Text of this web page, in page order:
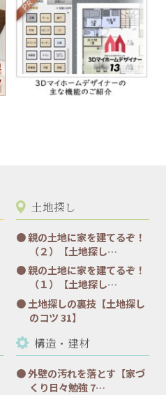
土地探し
親の土地に家を建てるぞ！
（２）【土地探し…
親の土地に家を建てるぞ！
（１）【土地探し…
土地探しの裏技【土地探し
のコツ 31】
構造・建材
外壁の汚れを落とす【家づ
くり日々勉強 7…